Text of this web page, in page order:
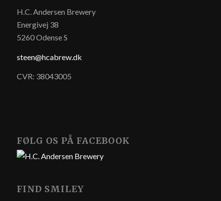
H.C. Andersen Brewery
Energivej 38
5260 Odense S
steen@hcabrew.dk
CVR: 38043005
FØLG OS PÅ FACEBOOK
FIND SMILEY